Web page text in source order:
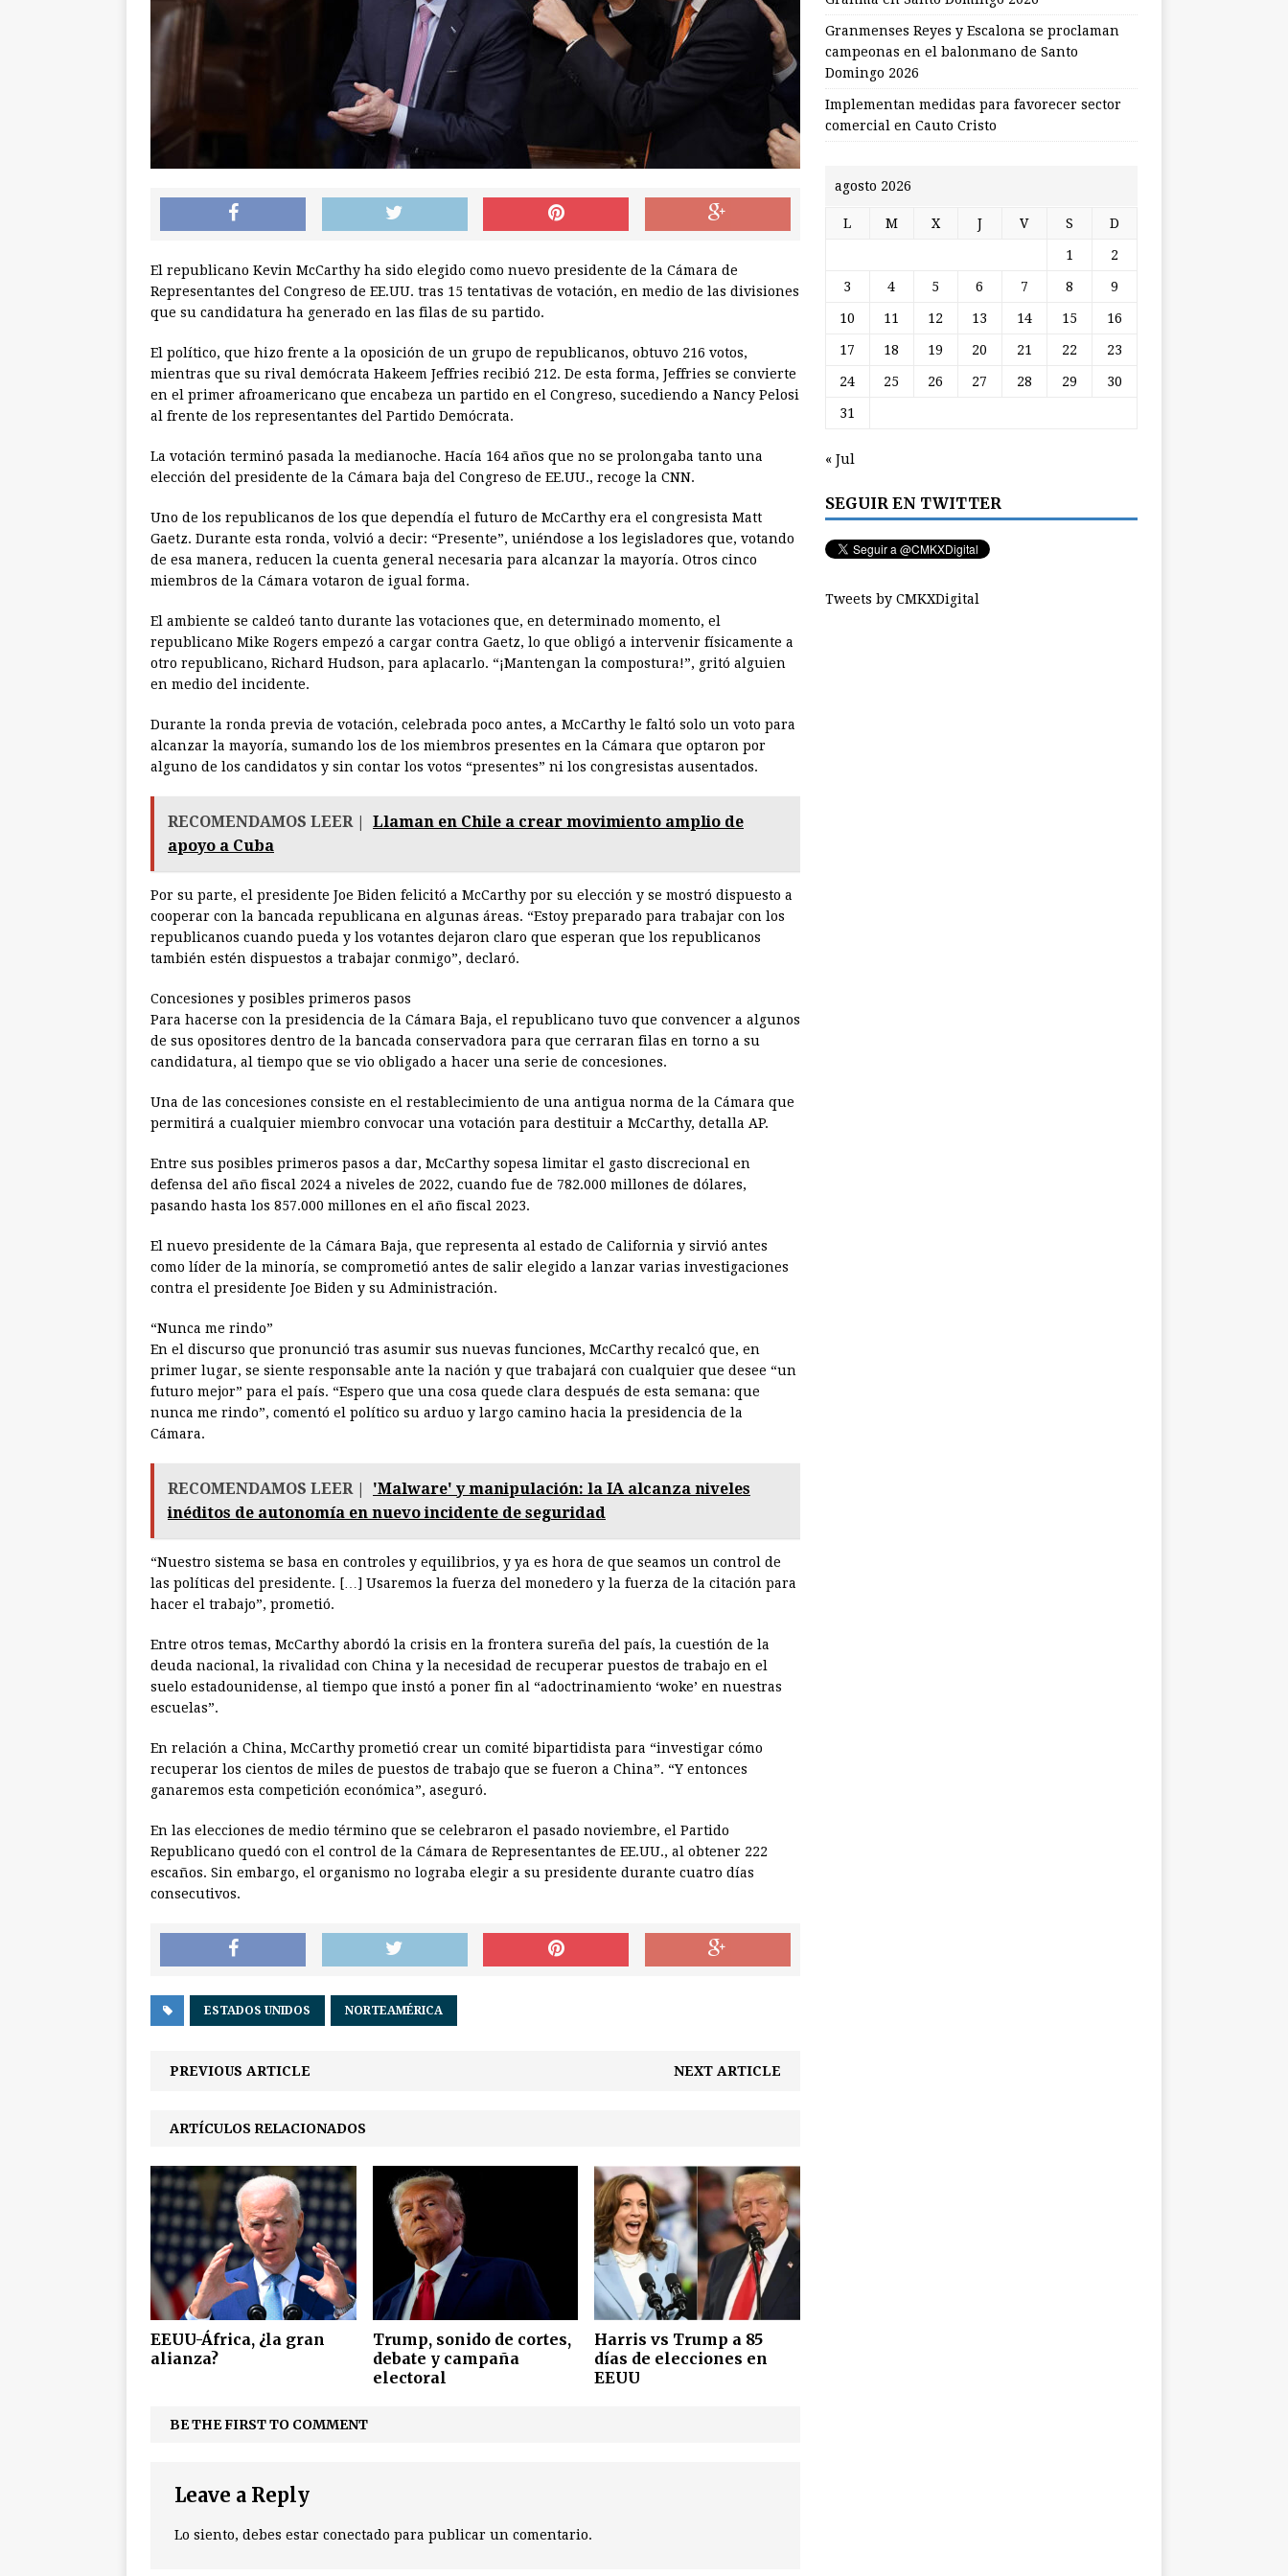
El republicano Kevin McCarthy ha sido elegido como nuevo presidente de la Cámara de
Representantes del Congreso de EE.UU. tras 15 tentativas de votación, en medio de las divisiones
que su candidatura ha generado en las filas de su partido.
El político, que hizo frente a la oposición de un grupo de republicanos, obtuvo 216 votos,
mientras que su rival demócrata Hakeem Jeffries recibió 212. De esta forma, Jeffries se convierte
en el primer afroamericano que encabeza un partido en el Congreso, sucediendo a Nancy Pelosi
al frente de los representantes del Partido Demócrata.
La votación terminó pasada la medianoche. Hacía 164 años que no se prolongaba tanto una
elección del presidente de la Cámara baja del Congreso de EE.UU., recoge la CNN.
Uno de los republicanos de los que dependía el futuro de McCarthy era el congresista Matt
Gaetz. Durante esta ronda, volvió a decir: “Presente”, uniéndose a los legisladores que, votando
de esa manera, reducen la cuenta general necesaria para alcanzar la mayoría. Otros cinco
miembros de la Cámara votaron de igual forma.
El ambiente se caldeó tanto durante las votaciones que, en determinado momento, el
republicano Mike Rogers empezó a cargar contra Gaetz, lo que obligó a intervenir físicamente a
otro republicano, Richard Hudson, para aplacarlo. “¡Mantengan la compostura!”, gritó alguien
en medio del incidente.
Durante la ronda previa de votación, celebrada poco antes, a McCarthy le faltó solo un voto para
alcanzar la mayoría, sumando los de los miembros presentes en la Cámara que optaron por
alguno de los candidatos y sin contar los votos “presentes” ni los congresistas ausentados.
RECOMENDAMOS LEER |
Llaman en Chile a crear movimiento amplio de
apoyo a Cuba
Por su parte, el presidente Joe Biden felicitó a McCarthy por su elección y se mostró dispuesto a
cooperar con la bancada republicana en algunas áreas. “Estoy preparado para trabajar con los
republicanos cuando pueda y los votantes dejaron claro que esperan que los republicanos
también estén dispuestos a trabajar conmigo”, declaró.
Concesiones y posibles primeros pasos
Para hacerse con la presidencia de la Cámara Baja, el republicano tuvo que convencer a algunos
de sus opositores dentro de la bancada conservadora para que cerraran filas en torno a su
candidatura, al tiempo que se vio obligado a hacer una serie de concesiones.
Una de las concesiones consiste en el restablecimiento de una antigua norma de la Cámara que
permitirá a cualquier miembro convocar una votación para destituir a McCarthy, detalla AP.
Entre sus posibles primeros pasos a dar, McCarthy sopesa limitar el gasto discrecional en
defensa del año fiscal 2024 a niveles de 2022, cuando fue de 782.000 millones de dólares,
pasando hasta los 857.000 millones en el año fiscal 2023.
El nuevo presidente de la Cámara Baja, que representa al estado de California y sirvió antes
como líder de la minoría, se comprometió antes de salir elegido a lanzar varias investigaciones
contra el presidente Joe Biden y su Administración.
“Nunca me rindo”
En el discurso que pronunció tras asumir sus nuevas funciones, McCarthy recalcó que, en
primer lugar, se siente responsable ante la nación y que trabajará con cualquier que desee “un
futuro mejor” para el país. “Espero que una cosa quede clara después de esta semana: que
nunca me rindo”, comentó el político su arduo y largo camino hacia la presidencia de la
Cámara.
RECOMENDAMOS LEER |
'Malware' y manipulación: la IA alcanza niveles
inéditos de autonomía en nuevo incidente de seguridad
“Nuestro sistema se basa en controles y equilibrios, y ya es hora de que seamos un control de
las políticas del presidente. […] Usaremos la fuerza del monedero y la fuerza de la citación para
hacer el trabajo”, prometió.
Entre otros temas, McCarthy abordó la crisis en la frontera sureña del país, la cuestión de la
deuda nacional, la rivalidad con China y la necesidad de recuperar puestos de trabajo en el
suelo estadounidense, al tiempo que instó a poner fin al “adoctrinamiento ‘woke’ en nuestras
escuelas”.
En relación a China, McCarthy prometió crear un comité bipartidista para “investigar cómo
recuperar los cientos de miles de puestos de trabajo que se fueron a China”. “Y entonces
ganaremos esta competición económica”, aseguró.
En las elecciones de medio término que se celebraron el pasado noviembre, el Partido
Republicano quedó con el control de la Cámara de Representantes de EE.UU., al obtener 222
escaños. Sin embargo, el organismo no lograba elegir a su presidente durante cuatro días
consecutivos.
ESTADOS UNIDOS NORTEAMÉRICA
PREVIOUS ARTICLE NEXT ARTICLE
ARTÍCULOS RELACIONADOS
EEUU-África, ¿la gran
alianza?
Trump, sonido de cortes,
debate y campaña
electoral
Harris vs Trump a 85
días de elecciones en
EEUU
BE THE FIRST TO COMMENT
Leave a Reply
Lo siento, debes estar conectado para publicar un comentario.
Granmenses Reyes y Escalona se proclaman
campeonas en el balonmano de Santo
Domingo 2026
Implementan medidas para favorecer sector
comercial en Cauto Cristo
agosto 2026
L M X J V S D
1 2
3 4 5 6 7 8 9
10 11 12 13 14 15 16
17 18 19 20 21 22 23
24 25 26 27 28 29 30
31
« Jul
SEGUIR EN TWITTER
Tweets by CMKXDigital